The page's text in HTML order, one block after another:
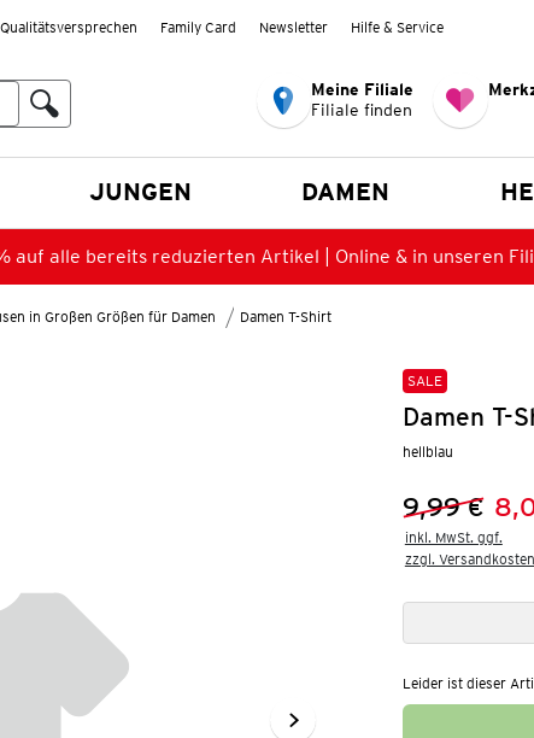
Qualitätsversprechen Family Card Newsletter Hilfe & Service
Meine Filiale
Filiale finden
JUNGEN DAMEN
auf alle bereits reduzierten Artikel | Online & in unseren
in Großen Größen für Damen Damen T-Shirt
SALE
Damen T-
hellblau
Vorheriger
9,99 €
Neuer
inkl. MwSt. ggf.
zzgl. Versandkosten
Leider ist dieser